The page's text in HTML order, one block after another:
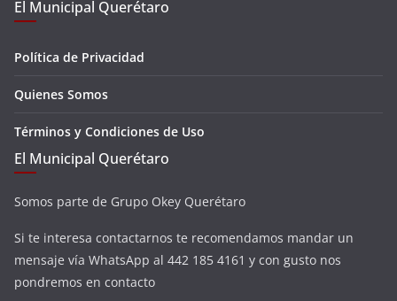
El Municipal Querétaro
Política de Privacidad
Quienes Somos
Términos y Condiciones de Uso
El Municipal Querétaro
Somos parte de Grupo Okey Querétaro
Si te interesa contactarnos te recomendamos mandar un
mensaje vía WhatsApp al 442 185 4161 y con gusto nos
pondremos en contacto